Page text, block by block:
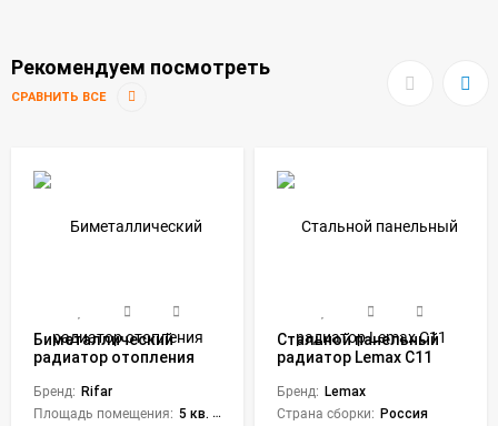
Рекомендуем посмотреть
СРАВНИТЬ ВСЕ
Биметаллический
радиатор отопления
Бренд: Rifar
Площадь помещения: 5 кв. м.
Стальной панельный
радиатор Lemax C11
Бренд: Lemax
Страна сборки: Россия